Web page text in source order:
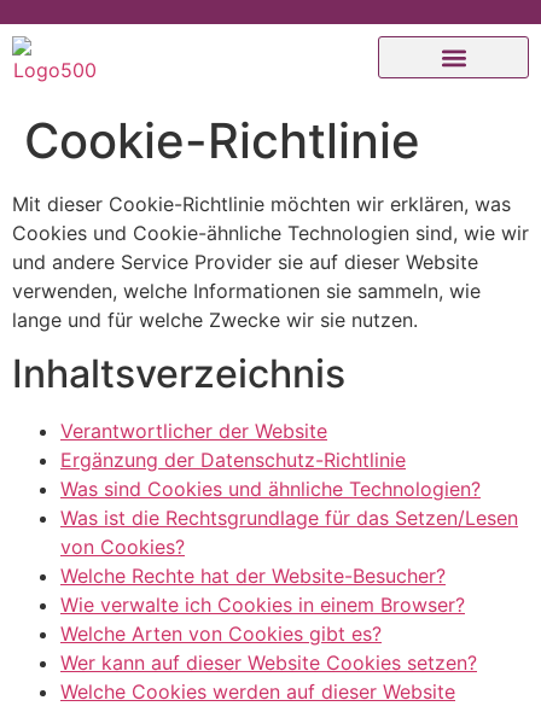
Cookie-Richtlinie
Mit dieser Cookie-Richtlinie möchten wir erklären, was
Cookies und Cookie-ähnliche Technologien sind, wie wir
und andere Service Provider sie auf dieser Website
verwenden, welche Informationen sie sammeln, wie
lange und für welche Zwecke wir sie nutzen.
Inhaltsverzeichnis
Verantwortlicher der Website
Ergänzung der Datenschutz-Richtlinie
Was sind Cookies und ähnliche Technologien?
Was ist die Rechtsgrundlage für das Setzen/Lesen
von Cookies?
Welche Rechte hat der Website-Besucher?
Wie verwalte ich Cookies in einem Browser?
Welche Arten von Cookies gibt es?
Wer kann auf dieser Website Cookies setzen?
Welche Cookies werden auf dieser Website